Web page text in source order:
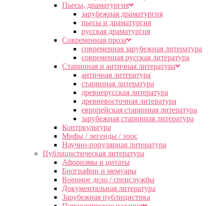
Пьесы, драматургия
зарубежная драматургия
пьесы и драматургия
русская драматургия
Современная проза
современная зарубежная литература
современная русская литература
Старинная и античная литература
античная литература
старинная литература
древнерусская литература
древневосточная литература
европейская старинная литература
зарубежная старинная литература
Контркультура
Мифы / легенды / эпос
Научно-популярная литература
Публицистическая литература
Афоризмы и цитаты
Биографии и мемуары
Военное дело / спецслужбы
Документальная литература
Зарубежная публицистика